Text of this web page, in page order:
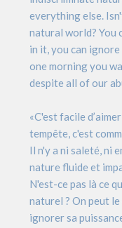
everything else.
natural world? You
in it, you can
one morning you
despite all of our
«C'est facile
tempête, c'est
Il n'y a ni saleté, ni
nature fluide et
N'est-ce pas là ce
naturel ? On peut
ignorer sa